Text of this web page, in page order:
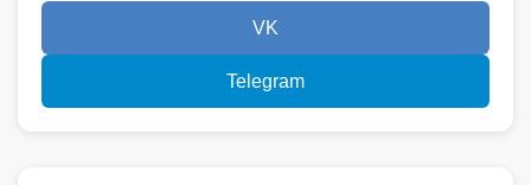
VK
Telegram